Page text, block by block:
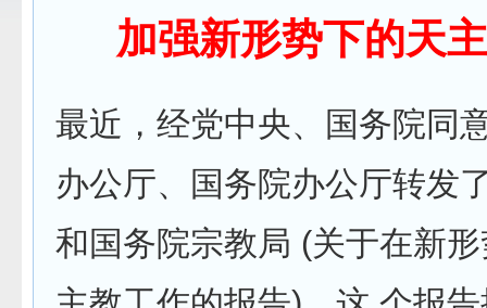
加强新形势下的天
最近，经党中央、国务院同
办公厅、国务院办公厅转发
和国务院宗教局 (关于在新